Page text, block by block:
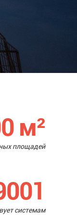
м²
площадей
системам